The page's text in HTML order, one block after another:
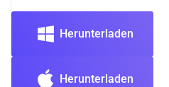
Herunterladen
Herunterladen